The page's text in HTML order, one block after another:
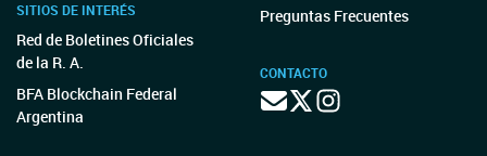
SITIOS DE INTERÉS
Red de Boletines Oficiales
de la R. A.
BFA Blockchain Federal
Argentina
Preguntas Frecuentes
CONTACTO